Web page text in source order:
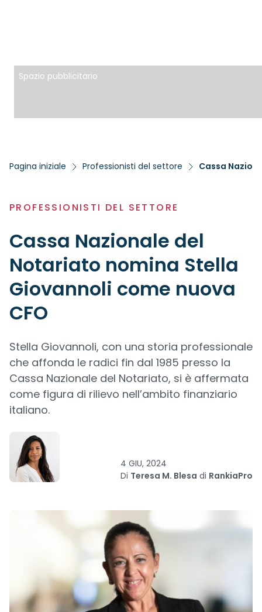
Spazio pubblicitario
Pagina iniziale Professionisti del settore Cassa
PROFESSIONISTI DEL SETTORE
Cassa Nazionale del
Notariato nomina Stella
Giovannoli come nuova
CFO
Stella Giovannoli, con una storia professionale
che affonda le radici fin dal 1985 presso la
Cassa Nazionale del Notariato, si è affermata
come figura di rilievo nell’ambito finanziario
italiano.
4 GIU, 2024
Di Teresa M. Blesa di RankiaPro